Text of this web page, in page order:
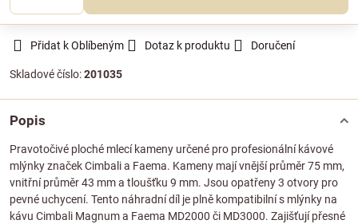
Přidat k Oblíbeným Dotaz k produktu Doručení
Skladové číslo:201035
Popis
Pravotočivé ploché mlecí kameny určené pro profesionální kávové
mlýnky značek Cimbali a Faema. Kameny mají vnější průměr 75 mm,
vnitřní průměr 43 mm a tloušťku 9 mm. Jsou opatřeny 3 otvory pro
pevné uchycení. Tento náhradní díl je plně kompatibilní s mlýnky na
kávu Cimbali Magnum a Faema MD2000 či MD3000. Zajišťují přesné